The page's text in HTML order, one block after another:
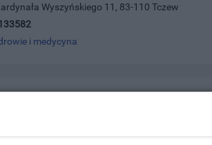
Wyszyńskiego 11, 83-110 Tczew
i medycyna
19E, 83-110 Tczew